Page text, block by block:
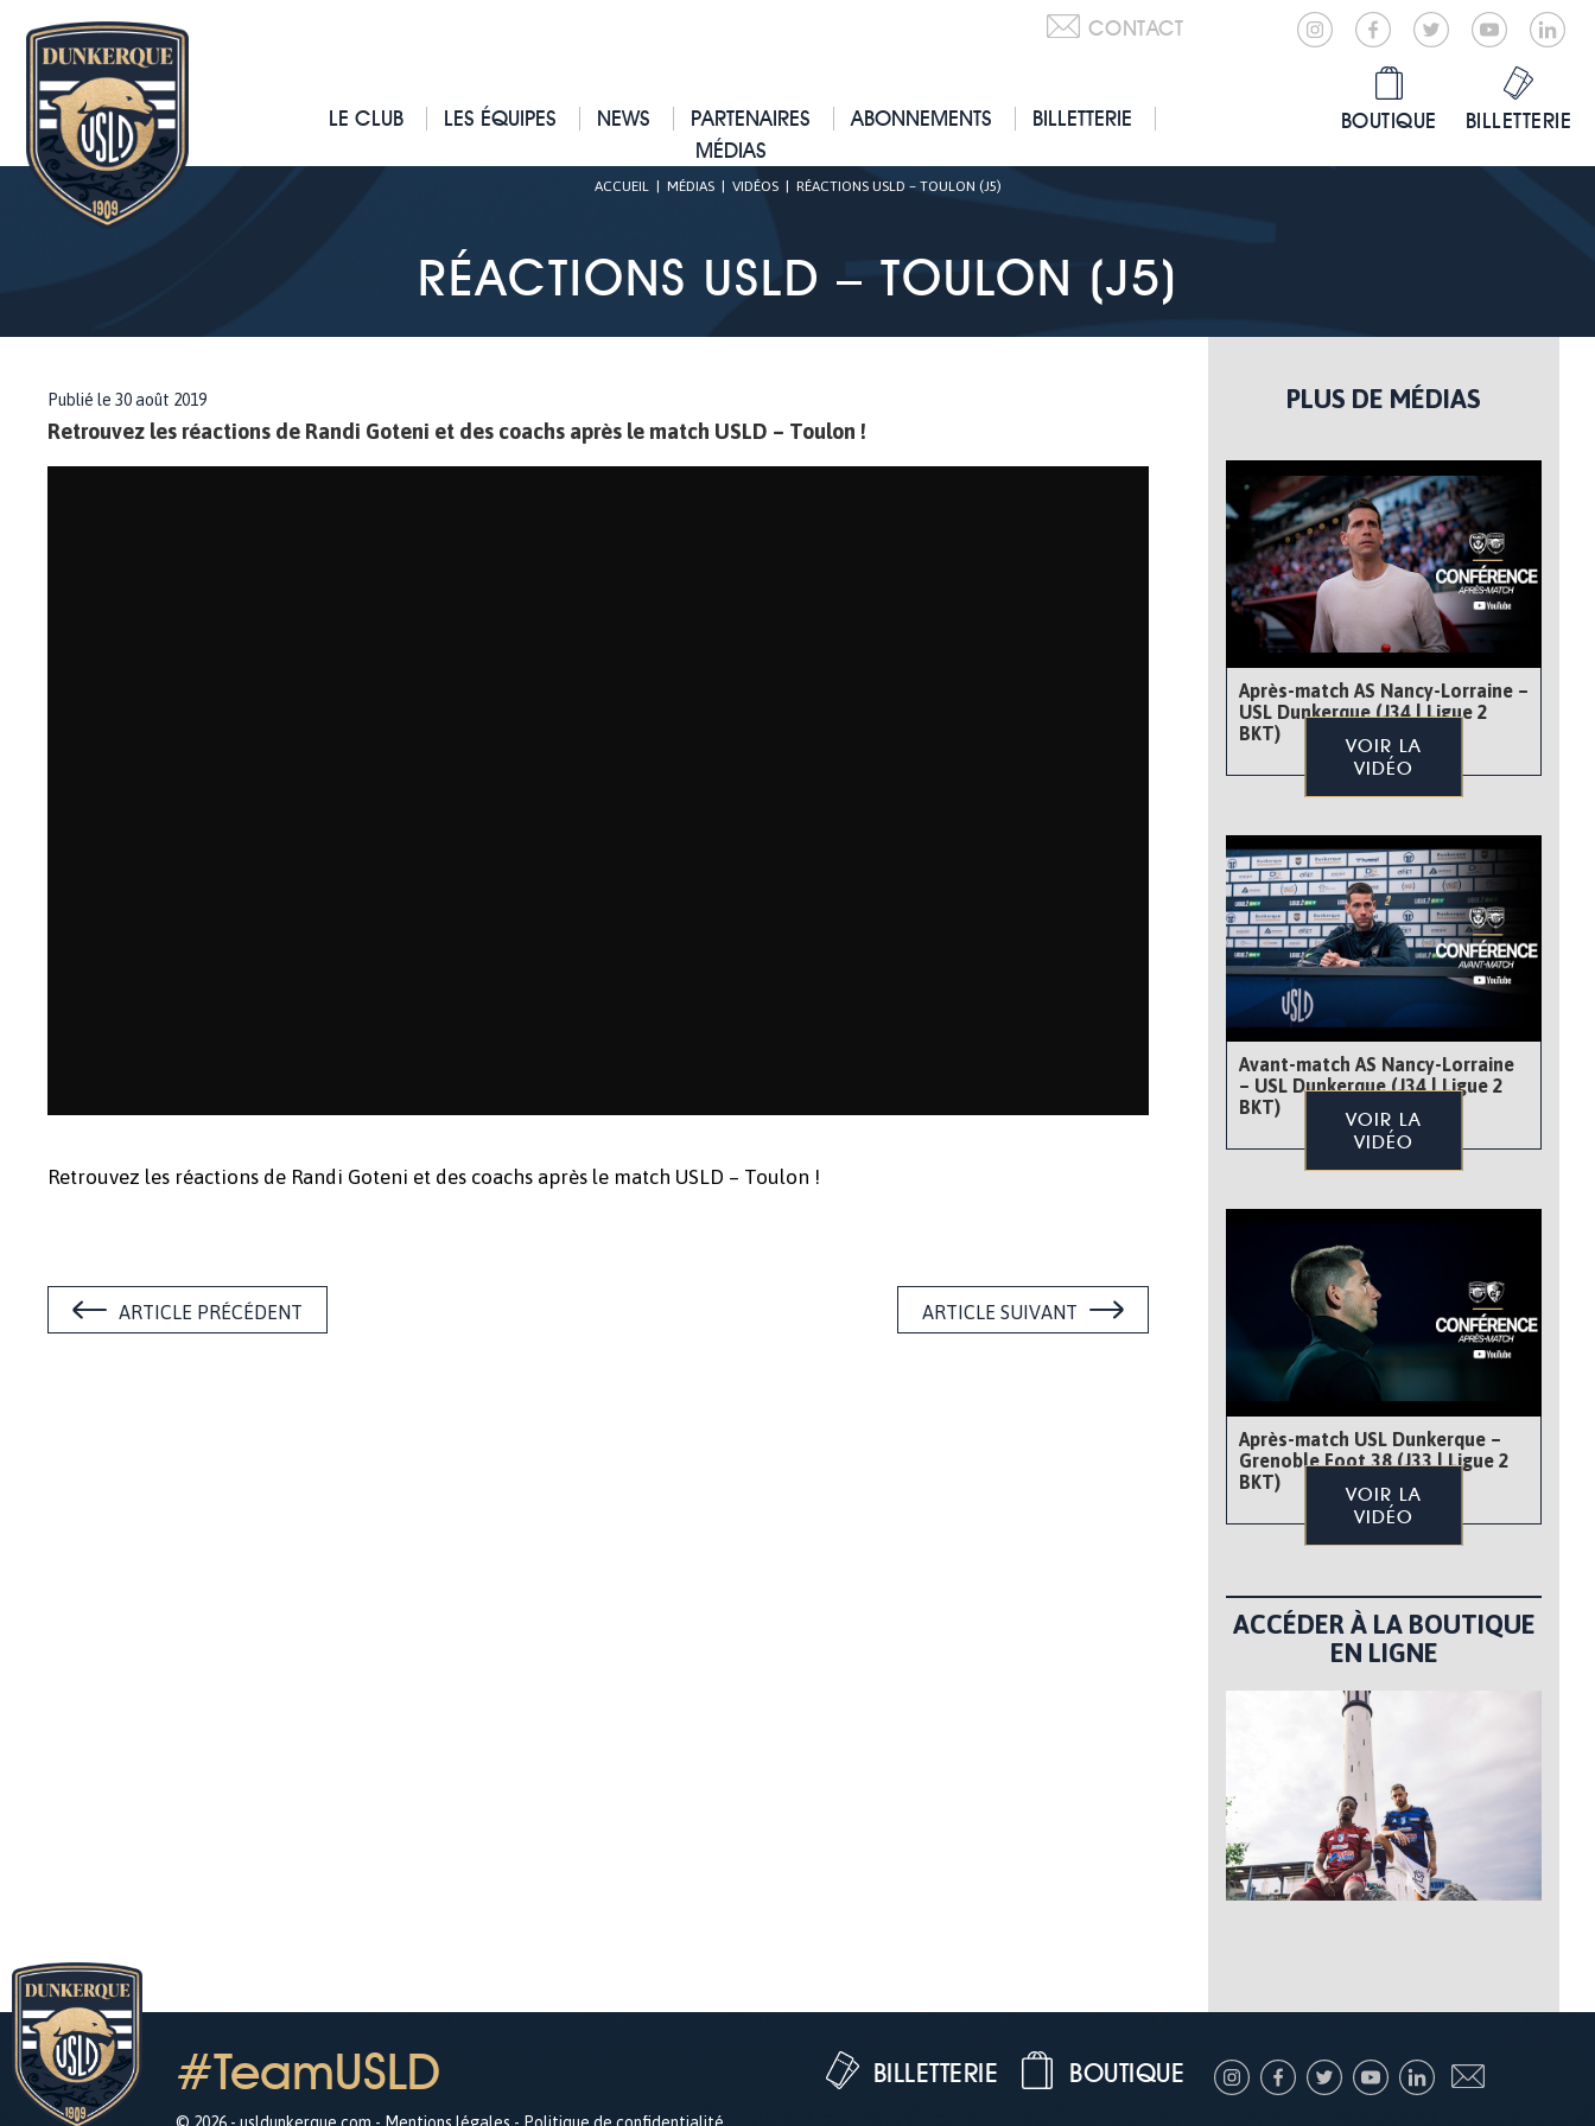
CONTACT
LE CLUB LES ÉQUIPES NEWS PARTENAIRES ABONNEMENTS
BILLETTERIE
MÉDIAS
BOUTIQUE BILLETTERIE
ACCUEIL| MÉDIAS| VIDÉOS| RÉACTIONS USLD – TOULON (J5)
RÉACTIONS USLD – TOULON (J5)
Publié le 30 août 2019
Retrouvez les réactions de Randi Goteni et des coachs après le match USLD – Toulon !
Retrouvez les réactions de Randi Goteni et des coachs après le match USLD – Toulon !
ARTICLE PRÉCÉDENT ARTICLE SUIVANT
PLUS DE MÉDIAS
Après-match AS Nancy-Lorraine –
USL Dunkerque (J34 | Ligue 2
BKT)
VOIR LA
VIDÉO
Avant-match AS Nancy-Lorraine
– USL Dunkerque (J34 | Ligue 2
BKT)
VOIR LA
VIDÉO
Après-match USL Dunkerque –
Grenoble Foot 38 (J33 | Ligue 2
BKT)
VOIR LA
VIDÉO
ACCÉDER À LA BOUTIQUE
EN LIGNE
#TeamUSLD BOUTIQUE
BILLETTERIE